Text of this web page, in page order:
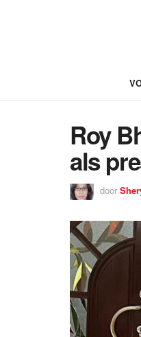
Roy
als
door